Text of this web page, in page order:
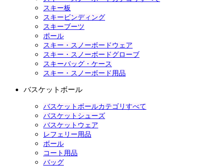
スキー板
スキービンディング
スキーブーツ
ポール
スキー・スノーボードウェア
スキー・スノーボードグローブ
スキーバッグ・ケース
スキー・スノーボード用品
バスケットボール
バスケットボールカテゴリすべて
バスケットシューズ
バスケットウェア
レフェリー用品
ボール
コート用品
バッグ